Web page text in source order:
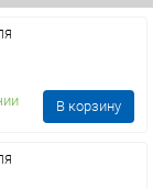
В корзину